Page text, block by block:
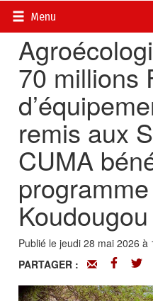
Menu
Accueil>
70 millions
remis aux
CUMA
Koudougou
Publié le jeudi 28 mai 2026 à
PARTAGER :